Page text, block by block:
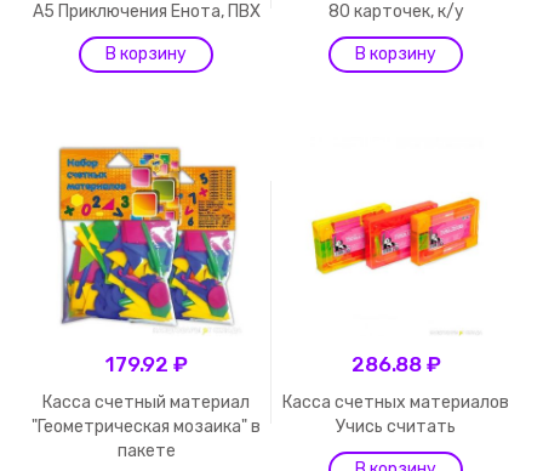
А5 Приключения Енота, ПВХ
80 карточек, к/у
179.92 ₽
Касса счетный материал
"Геометрическая мозаика" в
пакете
286.88 ₽
Касса счетных материалов
Учись считать